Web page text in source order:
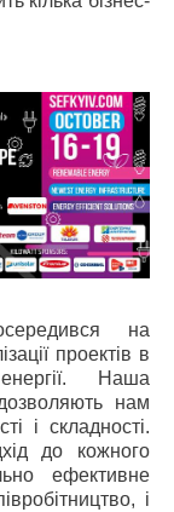
на
проектів в
Наша
нам
і складності.
до кожного
ефективне
і